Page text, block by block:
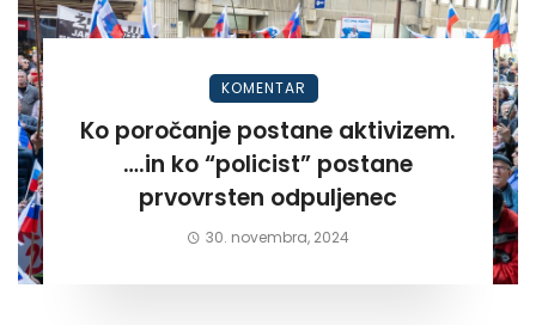
KOMENTAR
Ko poročanje postane aktivizem.
….in ko “policist” postane
prvovrsten odpuljenec
30. novembra, 2024